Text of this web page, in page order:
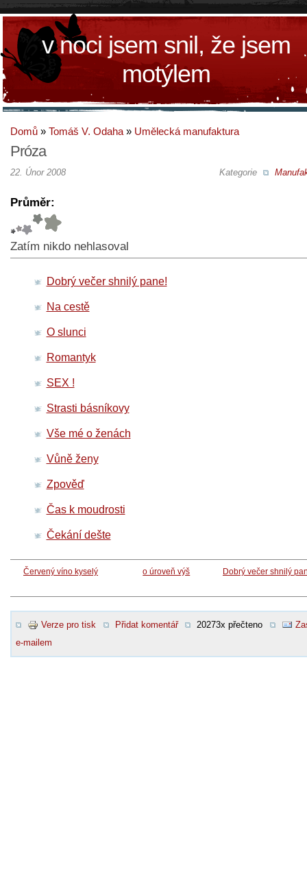
v noci jsem snil, že jsem
motýlem
Domů » Tomáš V. Odaha » Umělecká manufaktura
Próza
Kategorie
22. Únor 2008
Průměr:
Zatím nikdo nehlasoval
Dobrý večer shnilý pane!
Na cestě
O slunci
Romantyk
SEX !
Strasti básníkovy
Vše mé o ženách
Vůně ženy
Zpověď
Čas k moudrosti
Čekání dešte
Červený víno kyselý o úroveň výš Dobrý večer shnilý
Verze pro tisk Přidat komentář 20273x přečteno
e-mailem